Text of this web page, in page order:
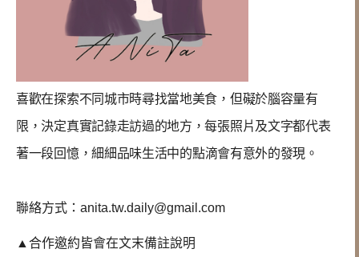
喜歡在探索不同城市時尋找當地美食，但礙於腦容量有
限，決定真實記錄走訪過的地方，每張照片及文字都代表
著一段回憶，細細品味生活中的點滴會有意外的發現 。
聯絡方式： anita.tw.daily@gmail.com
▲合作邀約皆會在文末備註說明